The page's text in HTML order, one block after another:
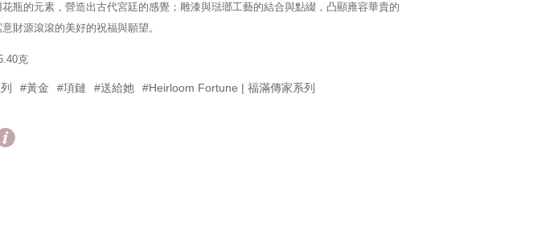
瓶的元素，營造出古代宮廷的感覺；雕漆與琺瑯工藝的結合與點綴，凸顯雍容華貴的
財源滾滾的美好的祝福與願望。
克
#黃金 #項鏈 #送給她 #Heirloom Fortune | 福滿傳家系列